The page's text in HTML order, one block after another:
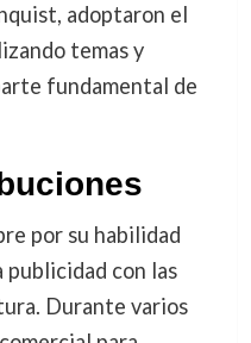
adoptaron el
temas y
fundamental de
por su habilidad
publicidad con las
Durante varios